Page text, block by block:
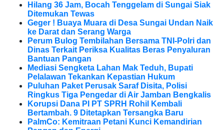
Hilang 36 Jam, Bocah Tenggelam di Sungai Siak
Ditemukan Tewas
Geger ! Buaya Muara di Desa Sungai Undan Naik
ke Darat dan Serang Warga
Perum Bulog Tembilahan Bersama TNI-Polri dan
Dinas Terkait Periksa Kualitas Beras Penyaluran
Bantuan Pangan
Mediasi Sengketa Lahan Mak Teduh, Bupati
Pelalawan Tekankan Kepastian Hukum
Puluhan Paket Perusak Saraf Disita, Polisi
Ringkus Tiga Pengedar di Air Jamban Bengkalis
Korupsi Dana PI PT SPRH Rohil Kembali
Bertambah. 9 Ditetapkan Tersangka Baru
PalmCo: Kemitraan Petani Kunci Kemandirian